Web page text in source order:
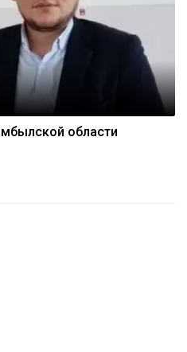
области